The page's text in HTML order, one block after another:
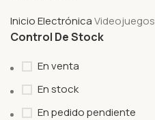
InicioElectrónicaVideojuegos
Control De Stock
En venta
En stock
En pedido pendiente